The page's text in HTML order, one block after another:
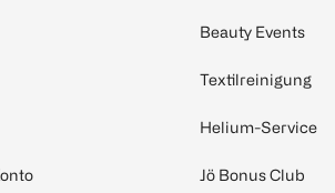
Beauty Events
Textilreinigung
Helium-Service
Jö Bonus Club